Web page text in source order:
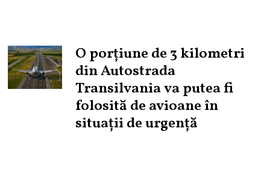
O porțiune de 3 kilometri
din Autostrada
Transilvania va putea fi
folosită de avioane în
situații de urgență